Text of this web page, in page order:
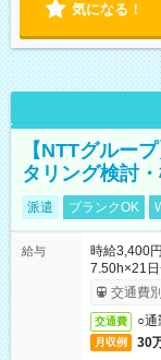
気になる！
【NTTグルー
タリング検討
派遣 ブランクOK
給与
時給3,400
7.50h×21
交通費
交通費 ○通
月収例 30